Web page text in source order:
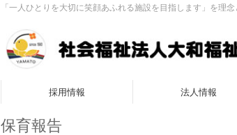
「一人ひとりを大切に笑顔あふれる施設を目指します」を理
採用情報 法人情報
保育報告